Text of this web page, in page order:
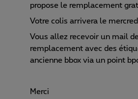
propose le remplacement
Votre colis arrivera le
Vous allez recevoir un mail
remplacement avec des
ancienne bbox via un point
Merci